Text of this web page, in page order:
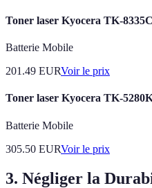
Toner laser Kyocera TK-
Batterie Mobile
201.49 EURVoir le prix
Toner laser Kyocera TK-
Batterie Mobile
305.50 EURVoir le prix
3. Négliger la